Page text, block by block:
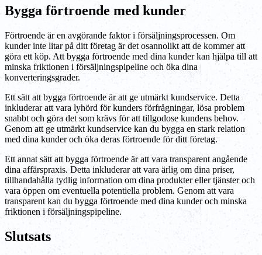
Bygga förtroende med kunder
Förtroende är en avgörande faktor i försäljningsprocessen. Om
kunder inte litar på ditt företag är det osannolikt att de kommer att
göra ett köp. Att bygga förtroende med dina kunder kan hjälpa till att
minska friktionen i försäljningspipeline och öka dina
konverteringsgrader.
Ett sätt att bygga förtroende är att ge utmärkt kundservice. Detta
inkluderar att vara lyhörd för kunders förfrågningar, lösa problem
snabbt och göra det som krävs för att tillgodose kundens behov.
Genom att ge utmärkt kundservice kan du bygga en stark relation
med dina kunder och öka deras förtroende för ditt företag.
Ett annat sätt att bygga förtroende är att vara transparent angående
dina affärspraxis. Detta inkluderar att vara ärlig om dina priser,
tillhandahålla tydlig information om dina produkter eller tjänster och
vara öppen om eventuella potentiella problem. Genom att vara
transparent kan du bygga förtroende med dina kunder och minska
friktionen i försäljningspipeline.
Slutsats